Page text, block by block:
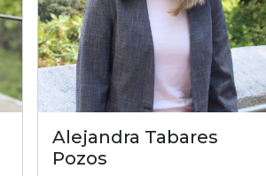
Alejandra Tabares
Pozos